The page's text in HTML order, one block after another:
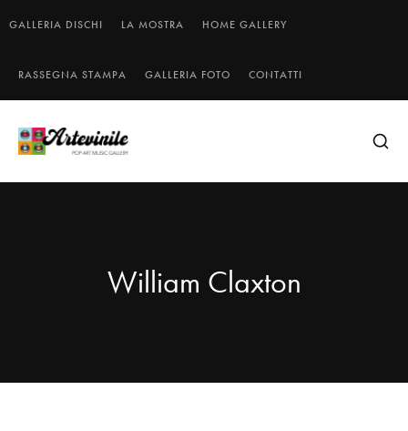
GALLERIA DISCHI LA MOSTRA HOME GALLERY
RASSEGNA STAMPA GALLERIA FOTO CONTATTI
William Claxton